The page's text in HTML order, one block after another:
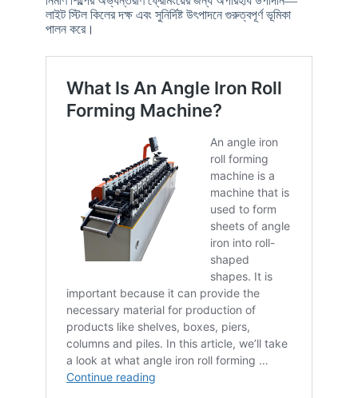
লাইট স্টিল কিলের দক্ষ এবং সুনির্দিষ্ট উৎপাদনে গুরুত্বপূর্ণ ভূমিকা
পালন করে।